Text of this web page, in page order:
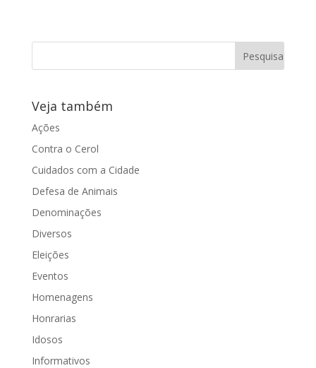
Veja também
Ações
Contra o Cerol
Cuidados com a Cidade
Defesa de Animais
Denominações
Diversos
Eleições
Eventos
Homenagens
Honrarias
Idosos
Informativos